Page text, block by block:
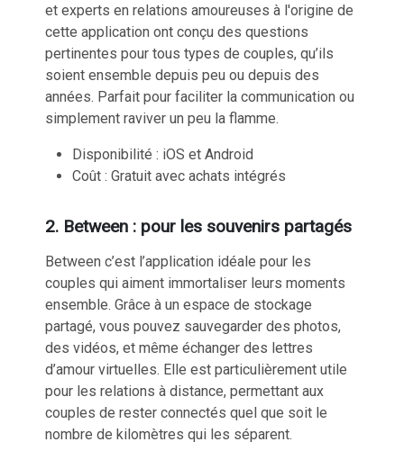
et experts en relations amoureuses à l'origine de
cette application ont conçu des questions
pertinentes pour tous types de couples, qu’ils
soient ensemble depuis peu ou depuis des
années. Parfait pour faciliter la communication ou
simplement raviver un peu la flamme.
Disponibilité : iOS et Android
Coût : Gratuit avec achats intégrés
2. Between : pour les souvenirs partagés
Between c’est l’application idéale pour les
couples qui aiment immortaliser leurs moments
ensemble. Grâce à un espace de stockage
partagé, vous pouvez sauvegarder des photos,
des vidéos, et même échanger des lettres
d’amour virtuelles. Elle est particulièrement utile
pour les relations à distance, permettant aux
couples de rester connectés quel que soit le
nombre de kilomètres qui les séparent.